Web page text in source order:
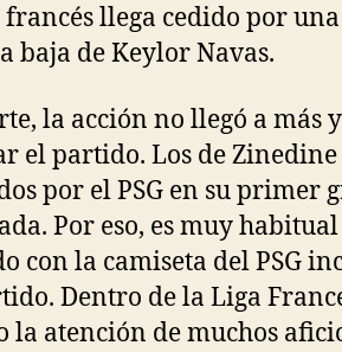
llega cedido por
baja de Keylor Navas.
la acción no llegó a más
el partido. Los de
por el PSG en su primer
Por eso, es muy
con la camiseta del PSG
Dentro de la Liga
la atención de muchos